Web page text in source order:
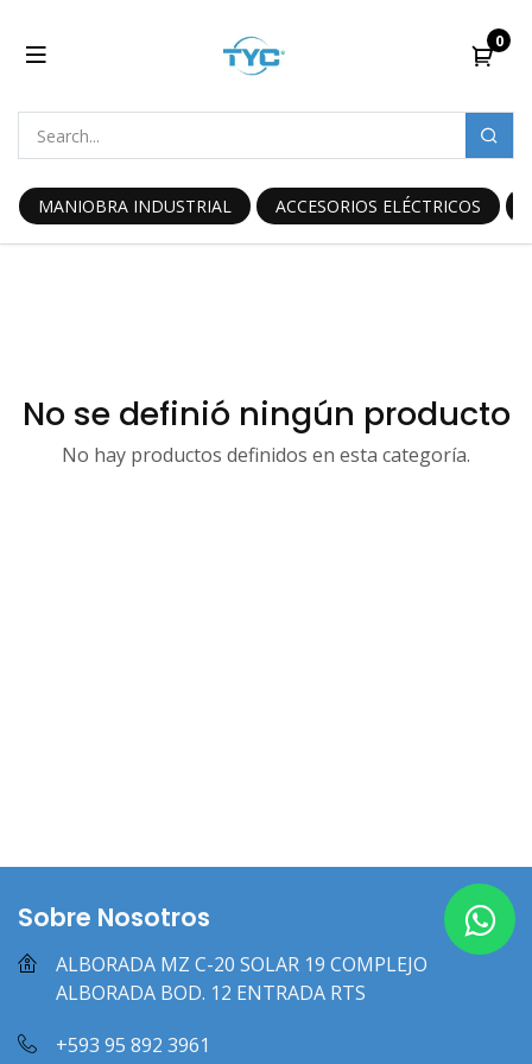
0
MANIOBRA INDUSTRIAL ACCESORIOS ELÉCTRICOS
No se definió ningún producto
No hay productos definidos en esta categoría.
Sobre Nosotros
ALBORADA MZ C-20 SOLAR 19 COMPLEJO
ALBORADA BOD. 12 ENTRADA RTS
+593 95 892 3961